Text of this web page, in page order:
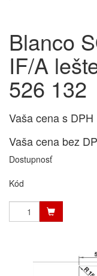
Blanco
IF/A
526 132
Vaša cena s DPH
Vaša cena bez
Dostupnosť
Kód